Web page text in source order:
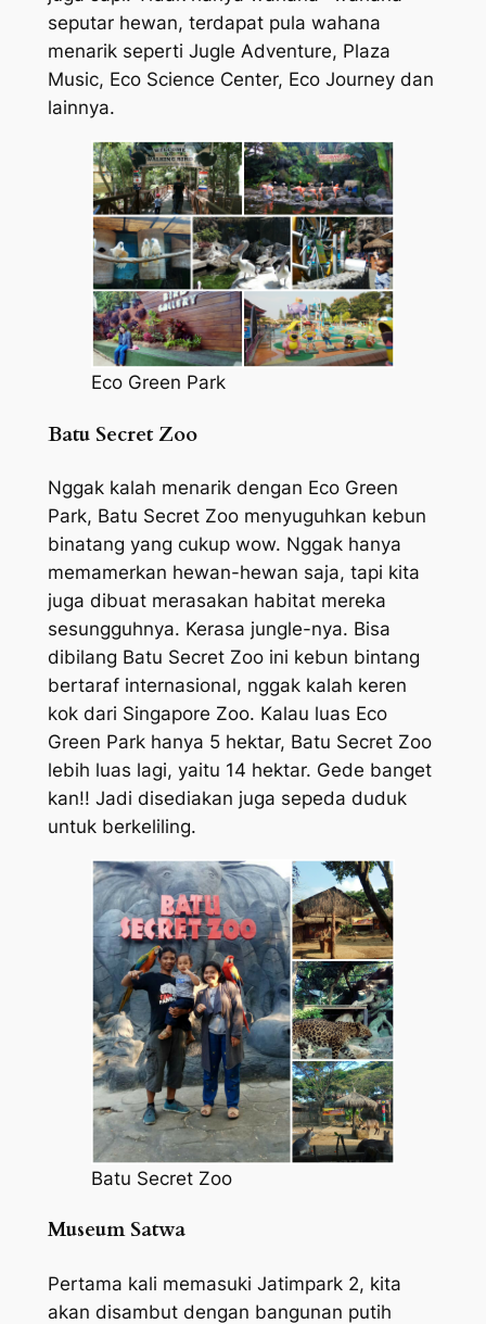
seputar hewan, terdapat pula wahana
menarik seperti Jugle Adventure, Plaza
Music, Eco Science Center, Eco Journey dan
lainnya.
Eco Green Park
Batu Secret Zoo
Nggak kalah menarik dengan Eco Green
Park, Batu Secret Zoo menyuguhkan kebun
binatang yang cukup wow. Nggak hanya
memamerkan hewan-hewan saja, tapi kita
juga dibuat merasakan habitat mereka
sesungguhnya. Kerasa jungle-nya. Bisa
dibilang Batu Secret Zoo ini kebun bintang
bertaraf internasional, nggak kalah keren
kok dari Singapore Zoo. Kalau luas Eco
Green Park hanya 5 hektar, Batu Secret Zoo
lebih luas lagi, yaitu 14 hektar. Gede banget
kan!! Jadi disediakan juga sepeda duduk
untuk berkeliling.
Batu Secret Zoo
Museum Satwa
Pertama kali memasuki Jatimpark 2, kita
akan disambut dengan bangunan putih